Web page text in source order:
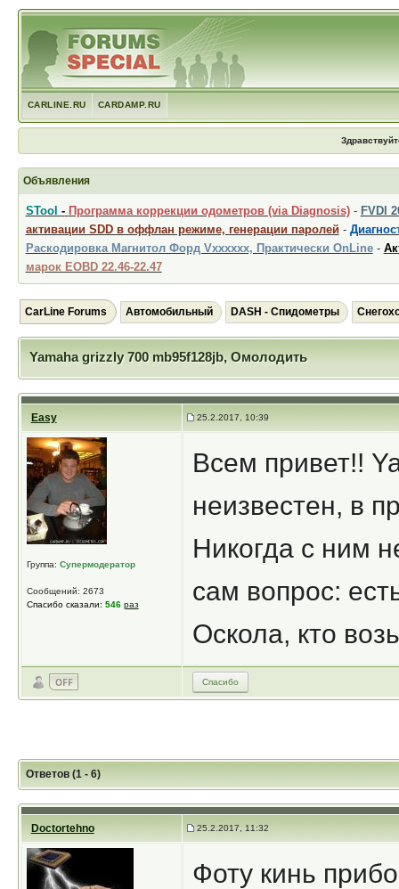
CARLINE.RU CARDAMP.RU
Объявления
STool - Программа коррекции одометров (via Diagnosis)- FVDI
активации SDD в оффлан режиме, генерации паролей -
Раскодировка Магнитол Форд Vxxxxxx, Практически OnLine-
марок EOBD 22.46-22.47
CarLine Forums Автомобильный DASH - Спидометры
Yamaha grizzly 700 mb95f128jb, Омолодить
Easy 25.2.2017, 10:39
Группа: Супермодератор
Сообщений: 2673
Спасибо сказали: 546 раз
Всем привет!!
неизвестен, в
Никогда с ним
сам вопрос:
Оскола, кто
Спасибо
Ответов (1 - 6)
Doctortehno 25.2.2017, 11:32
Фоту кинь